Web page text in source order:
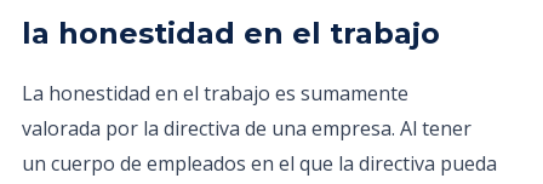
la honestidad en el trabajo
La honestidad en el trabajo es sumamente
valorada por la directiva de una empresa. Al tener
un cuerpo de empleados en el que la directiva pueda